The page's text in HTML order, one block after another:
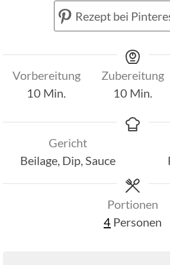
Rezept bei
Vorbereitung
10 Minuten
Min.
Zubereitung
10 Minuten
Min.
Gericht
Beilage, Dip, Sauce
Portionen
4 Personen